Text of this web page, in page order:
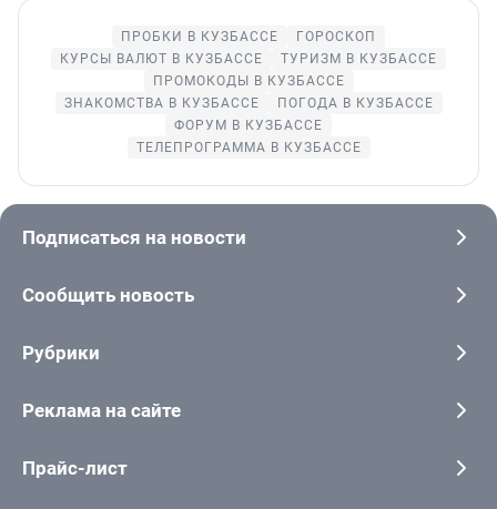
ПРОБКИ В КУЗБАССЕ
ГОРОСКОП
КУРСЫ ВАЛЮТ В КУЗБАССЕ
ТУРИЗМ В КУЗБАССЕ
ПРОМОКОДЫ В КУЗБАССЕ
ЗНАКОМСТВА В КУЗБАССЕ
ПОГОДА В КУЗБАССЕ
ФОРУМ В КУЗБАССЕ
ТЕЛЕПРОГРАММА В КУЗБАССЕ
Подписаться на новости
Сообщить новость
Рубрики
Реклама на сайте
Прайс-лист